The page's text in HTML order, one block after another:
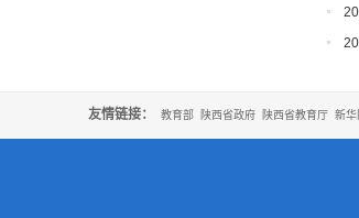
友情链接： 教育部 陕西省政府 陕西省教育厅 新华